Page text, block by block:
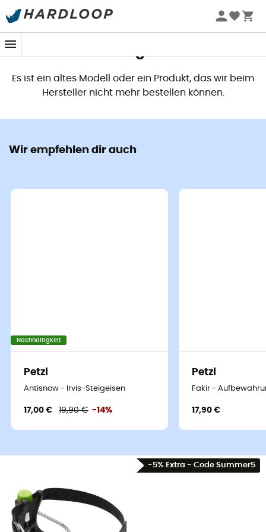
Dieses Produkt ist nicht mehr
Es ist ein altes Modell oder ein Produkt, das wir beim
Hersteller nicht mehr bestellen können.
Wir empfehlen dir auch
Nachhaltigkeit
Petzl
Antisnow - Irvis-Steigeisen
17,00 € 19,90 € -14%
Petzl
Fakir -
17,90 €
-5% Extra - Code Summer5